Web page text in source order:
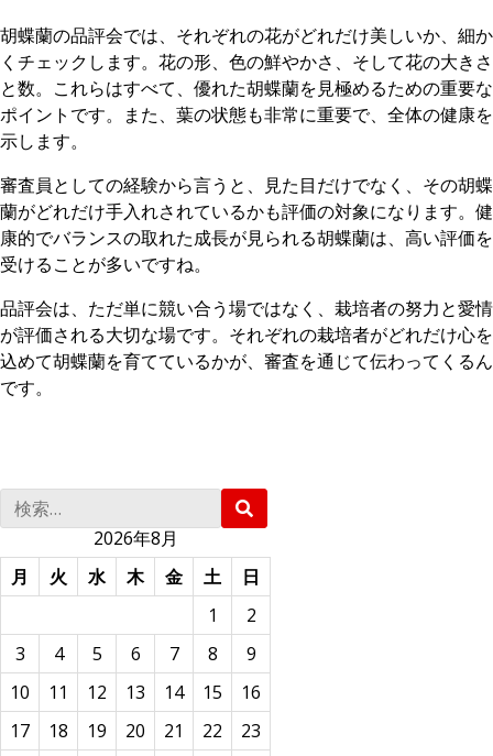
胡蝶蘭の品評会では、それぞれの花がどれだけ美しいか、細か
くチェックします。花の形、色の鮮やかさ、そして花の大きさ
と数。これらはすべて、優れた胡蝶蘭を見極めるための重要な
ポイントです。また、葉の状態も非常に重要で、全体の健康を
示します。
審査員としての経験から言うと、見た目だけでなく、その胡蝶
蘭がどれだけ手入れされているかも評価の対象になります。健
康的でバランスの取れた成長が見られる胡蝶蘭は、高い評価を
受けることが多いですね。
品評会は、ただ単に競い合う場ではなく、栽培者の努力と愛情
が評価される大切な場です。それぞれの栽培者がどれだけ心を
込めて胡蝶蘭を育てているかが、審査を通じて伝わってくるん
です。
検
索
索
2026年8月
月
火 水 木 金 土
日
1
2
3
4 5 6 7 8
9
10
11 12 13 14 15
16
17
18 19 20 21 22 23